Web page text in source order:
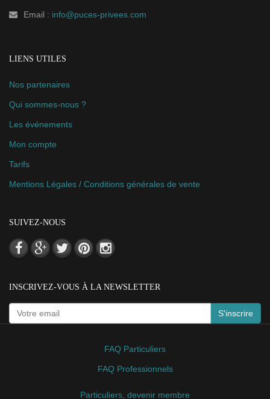
Email : info@puces-privees.com
LIENS UTILES
Nos partenaires
Qui sommes-nous ?
Les événements
Mon compte
Tarifs
Mentions Légales / Conditions générales de vente
SUIVEZ-NOUS
INSCRIVEZ-VOUS À LA NEWSLETTER
S'inscrire
FAQ Particuliers
FAQ Professionnels
Particuliers, devenir membre